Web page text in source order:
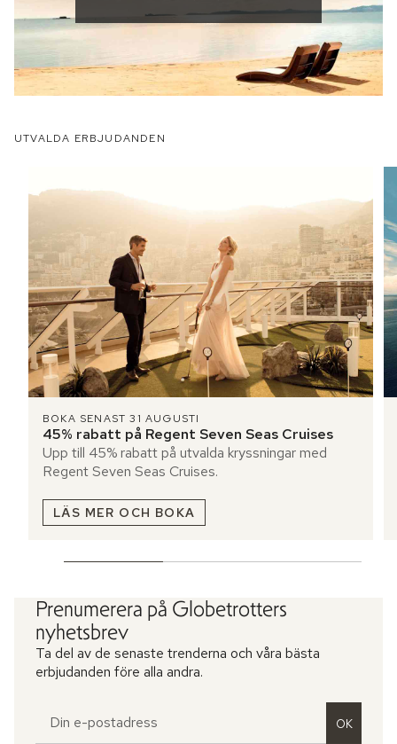
UTVALDA ERBJUDANDEN
BOKA SENAST 31 AUGUSTI
45% rabatt på Regent Seven Seas Cruises
Upp till 45% rabatt på utvalda kryssningar med
Regent Seven Seas Cruises.
LÄS MER OCH BOKA
Prenumerera på Globetrotters
nyhetsbrev
Ta del av de senaste trenderna och våra bästa
erbjudanden före alla andra.
OK